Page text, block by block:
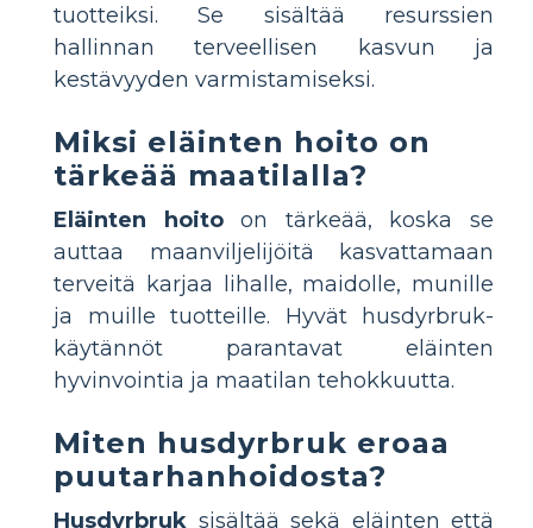
tuotteiksi. Se sisältää resurssien
hallinnan terveellisen kasvun ja
kestävyyden varmistamiseksi.
Miksi eläinten hoito on
tärkeää maatilalla?
Eläinten hoitoon tärkeää, koska se
auttaa maanviljelijöitä kasvattamaan
terveitä karjaa lihalle, maidolle, munille
ja muille tuotteille. Hyvät husdyrbruk-
käytännöt parantavat eläinten
hyvinvointia ja maatilan tehokkuutta.
Miten husdyrbruk eroaa
puutarhanhoidosta?
Husdyrbruk sisältää sekä eläinten että